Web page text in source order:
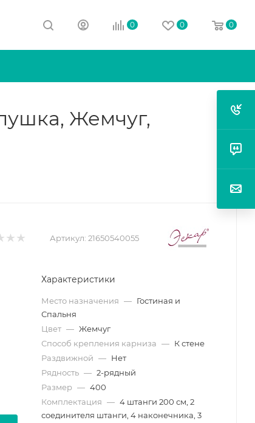
0 0 0
Жемчуг,
Артикул: 21650540055
Характеристики
Место назначения — Гостиная и
Спальня
Цвет — Жемчуг
Способ крепления карниза — К стене
Раздвижной — Нет
Рядность — 2-рядный
Размер — 400
Комплектация — 4 штанги 200 см, 2
соединителя штанги, 4 наконечника, 3